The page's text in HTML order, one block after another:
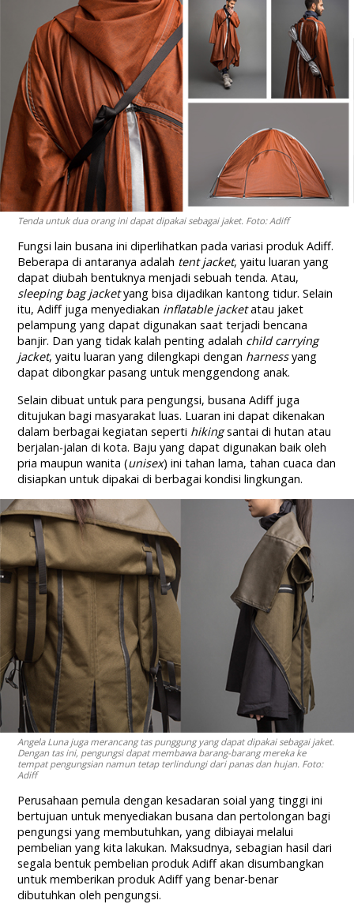
Tenda untuk dua orang ini dapat dipakai sebagai jaket. Foto: Adiff
Fungsi lain busana ini diperlihatkan pada variasi produk Adiff.
Beberapa di antaranya adalah tent jacket, yaitu luaran yang
dapat diubah bentuknya menjadi sebuah tenda. Atau,
sleeping bag jacketyang bisa dijadikan kantong tidur. Selain
itu, Adiff juga menyediakan inflatable jacketatau jaket
pelampung yang dapat digunakan saat terjadi bencana
banjir. Dan yang tidak kalah penting adalah child carrying
jacket, yaitu luaran yang dilengkapi dengan harnessyang
dapat dibongkar pasang untuk menggendong anak.
Selain dibuat untuk para pengungsi, busana Adiff juga
ditujukan bagi masyarakat luas. Luaran ini dapat dikenakan
dalam berbagai kegiatan seperti hikingsantai di hutan atau
berjalan-jalan di kota. Baju yang dapat digunakan baik oleh
pria maupun wanita (unisex) ini tahan lama, tahan cuaca dan
disiapkan untuk dipakai di berbagai kondisi lingkungan.
Angela Luna juga merancang tas punggung yang dapat dipakai sebagai jaket.
Dengan tas ini, pengungsi dapat membawa barang-barang mereka ke
tempat pengungsian namun tetap terlindungi dari panas dan hujan. Foto:
Adiff
Perusahaan pemula dengan kesadaran soial yang tinggi ini
bertujuan untuk menyediakan busana dan pertolongan bagi
pengungsi yang membutuhkan, yang dibiayai melalui
pembelian yang kita lakukan. Maksudnya, sebagian hasil dari
segala bentuk pembelian produk Adiff akan disumbangkan
untuk memberikan produk Adiff yang benar-benar
dibutuhkan oleh pengungsi.